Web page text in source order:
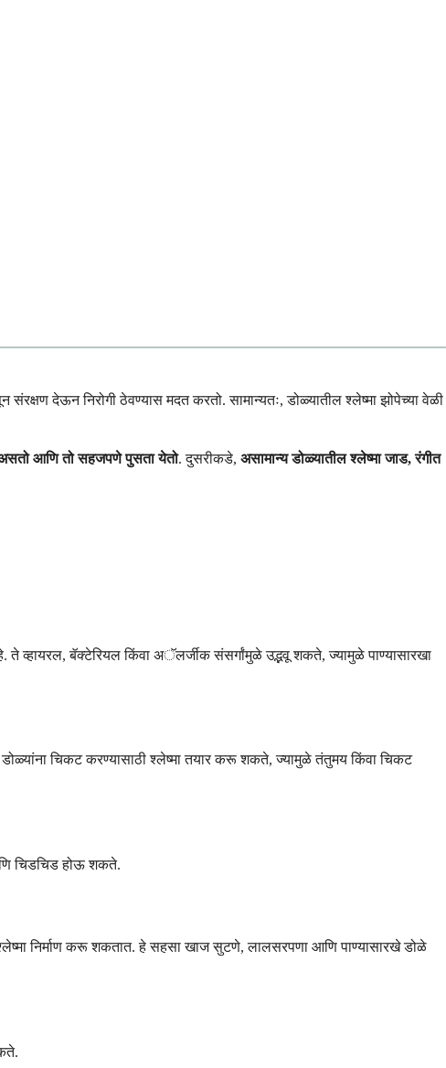
देऊन निरोगी ठेवण्यास मदत करतो. सामान्यतः, डोळ्यातील श्लेष्मा झोपेच्या वेळी
असतो आणि तो सहजपणे पुसता येतो. दुसरीकडे, असामान्य डोळ्यातील श्लेष्मा जाड, रंगीत
ते व्हायरल, बॅक्टेरियल किंवा अॅलर्जीक संसर्गांमुळे उद्भवू शकते, ज्यामुळे पाण्यासारखा
चिकट करण्यासाठी श्लेष्मा तयार करू शकते, ज्यामुळे तंतुमय किंवा चिकट
चिडचिड होऊ शकते.
निर्माण करू शकतात. हे सहसा खाज सुटणे, लालसरपणा आणि पाण्यासारखे डोळे